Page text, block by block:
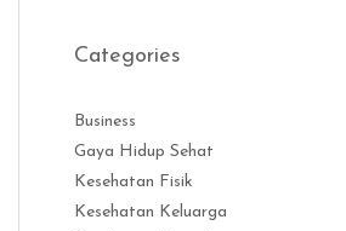
Categories
Business
Gaya Hidup Sehat
Kesehatan Fisik
Kesehatan Keluarga